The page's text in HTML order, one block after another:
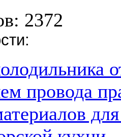
2372
провода